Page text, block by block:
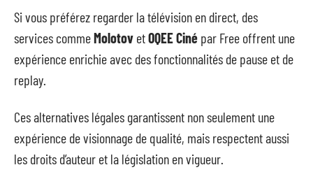
Si vous préférez regarder la télévision en direct, des
services commeMolotov etOQEE Ciné par Free offrent une
expérience enrichie avec des fonctionnalités de pause et de
replay.
Ces alternatives légales garantissent non seulement une
expérience de visionnage de qualité, mais respectent aussi
les droits d’auteur et la législation en vigueur.